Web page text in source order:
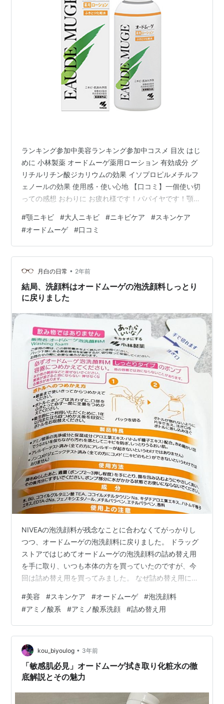
ランキング参加中美容ランキング参加中コスメ 目次 はじ
めに 小林製薬 オードムーゲ薬用ローション 有効成分 グ
リチルリチン酸ジカリウムの効果 イソプロピルメチルフ
ェノールの効果 使用感・使い心地 【口コミ】一個使い切
っての感想 おわりに お疲れ様です！パパイヤです！顎ニ
介！ ※本記事はアフィリエイト広告を使用しています 顎
のニキビ 写真は顎ニキビに悩まされいていた頃の私。 皮
膚科・美容皮膚科に数万かけても ダメだったけど… ベス
トコスメと出会ってニキビに悩まされることがなくなり
ました！ はじめに 効果には個人差があります。 また肌
質に合わない場…
#顎ニキビ #大人ニキビ #ニキビケア #スキンケア
#オードムーゲ #口コミ
月白の日常 • 2年前
結局、洗顔料はオードムーゲの泡洗顔料しっとり
に戻りました
NIVEAの泡洗顔料が残念なことに合わなくてがっかりし
つつ、オードムーゲの泡洗顔料に戻りました。 ドラッグ
ストアではじめてオードムーゲの泡洗顔料の詰め替え用
を手に取り、いつも本体の方を買っていたのですが、今
回は詰め替え用を買ってみました。 なぜ詰め替え用にし
くださいって書いてあったから、じゃぁ今回は詰め替え
用を買ってみようと思って購入してみたんですけども。
私はこの洗顔料をグリセリンフリーのスキンケアをして
いた頃から気になっていて、初めて使ったのはグリセリ
ンフリーのスキンケアを止めてからなんですが、今まで
グリセリンが入っているかどうかしか気…
#美容 #スキンケア #オードムーゲ #泡洗顔料
#アミノ酸系 #アミノ酸系洗顔 #詰め替え用
kou_biyoulog • 3年前
「敏感肌必見」オードムーゲ拭き取り化粧水の徹
底解説とその魅力